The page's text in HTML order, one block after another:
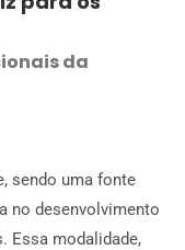
da
sendo uma fonte
no desenvolvimento
Essa modalidade,